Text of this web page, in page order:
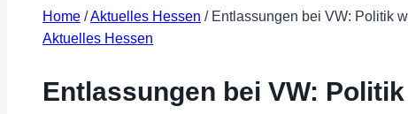
Home /Aktuelles Hessen / Entlassungen bei VW: Politik
Aktuelles Hessen
Entlassungen bei VW: